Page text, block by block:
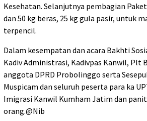
Kesehatan. Selanjutnya pembagian
dan 50 kg beras, 25 kg gula pasir, untuk
terpencil.
Dalam kesempatan dan acara Bakhti
Kadiv Administrasi, Kadivpas Kanwil, Plt
anggota DPRD Probolinggo serta
Muspicam dan seluruh peserta para ka
Imigrasi Kanwil Kumham Jatim dan
orang.@Nib